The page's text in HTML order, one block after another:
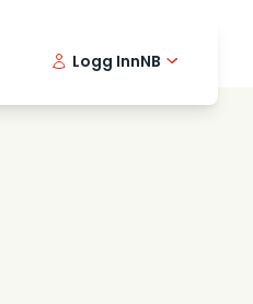
Logg InnNB